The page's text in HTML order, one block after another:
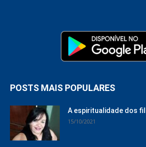
POSTS MAIS POPULARES
A espiritualidade dos
15/10/2021